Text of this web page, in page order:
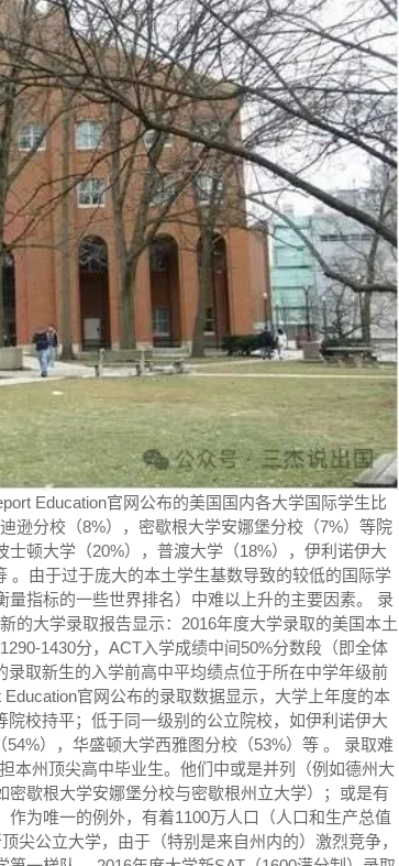
Education官网公布的美国国内各大学国际学生比
逊分校（8%），密歇根大学安娜堡分校（7%）等院
顿大学（20%），普渡大学（18%），伊利诺伊大
。由于过于庞大的本土学生基数导致的较低的国际学
指标的一些世界排名）中难以上升的主要因素。 录
的大学录取报告显示：2016年度大学录取的美国本土
1430分，ACT入学成绩中间50%分数段（即全体
取新生的入学前高中平均绩点位于所在中学年级前
官网公布的录取数据显示，大学上年度的本
校持平；低于同一级别的公立院校，如伊利诺伊大
），华盛顿大学西雅图分校（53%）等 。 录取难
本州顶尖高中毕业生。他们中或是并列（例如德州大
歇根大学安娜堡分校与密歇根州立大学）；或是有
为唯一的例外，有着1100万人口（人口和生产总值
尖公立大学，由于（特别是来自州内的）激烈竞争，